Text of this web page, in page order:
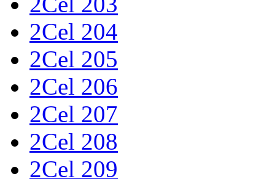
2Cel 204
2Cel 205
2Cel 206
2Cel 207
2Cel 208
2Cel 209